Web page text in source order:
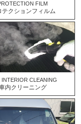
FILM
テクションフィルム
INTERIOR CLEANING
内クリーニング